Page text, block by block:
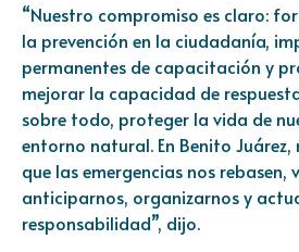
“Nuestro compromiso es claro:
la prevención en la ciudadanía,
permanentes de capacitación y
mejorar la capacidad de
sobre todo, proteger la vida de
entorno natural. En Benito
que las emergencias nos rebasen,
anticiparnos, organizarnos y
responsabilidad”, dijo.